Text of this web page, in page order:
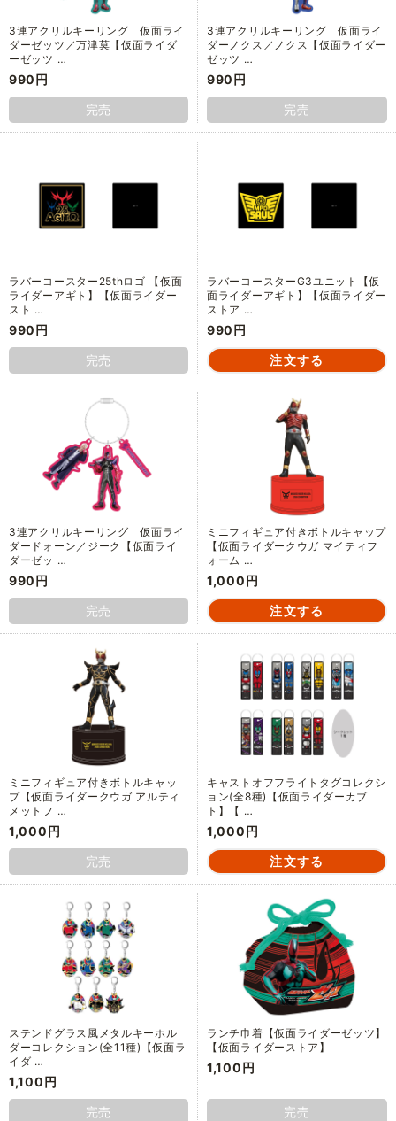
3連アクリルキーリング 仮面ライ
ダーゼッツ／万津莫【仮面ライダ
ーゼッツ …
990円
完売
3連アクリルキーリング 仮面ライ
ダーノクス／ノクス【仮面ライダー
ゼッツ …
990円
完売
ラバーコースター25thロゴ 【仮面
ライダーアギト】【仮面ライダー
スト …
990円
完売
ラバーコースターG3ユニット【仮
面ライダーアギト】【仮面ライダー
ストア …
990円
3連アクリルキーリング 仮面ライ
ダードォーン／ジーク【仮面ライ
ダーゼッ …
990円
完売
ミニフィギュア付きボトルキャップ
【仮面ライダークウガ マイティフ
ォーム …
1,000円
ミニフィギュア付きボトルキャッ
プ【仮面ライダークウガ アルティ
メットフ …
1,000円
完売
キャストオフフライトタグコレクシ
ョン(全8種)【仮面ライダーカブ
ト】【 …
1,000円
ステンドグラス風メタルキーホル
ダーコレクション(全11種)【仮面ラ
イダ …
1,100円
完売
ランチ巾着【仮面ライダーゼッツ】
【仮面ライダーストア】
1,100円
完売